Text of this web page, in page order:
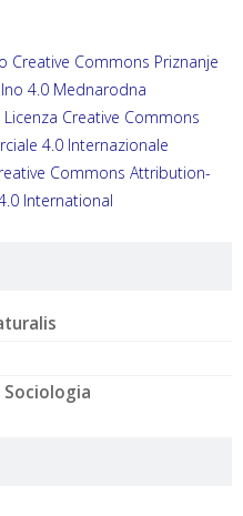
Creative Commons Priznanje
4.0 Mednarodna
Licenza Creative Commons
4.0 Internazionale
Commons Attribution-
International